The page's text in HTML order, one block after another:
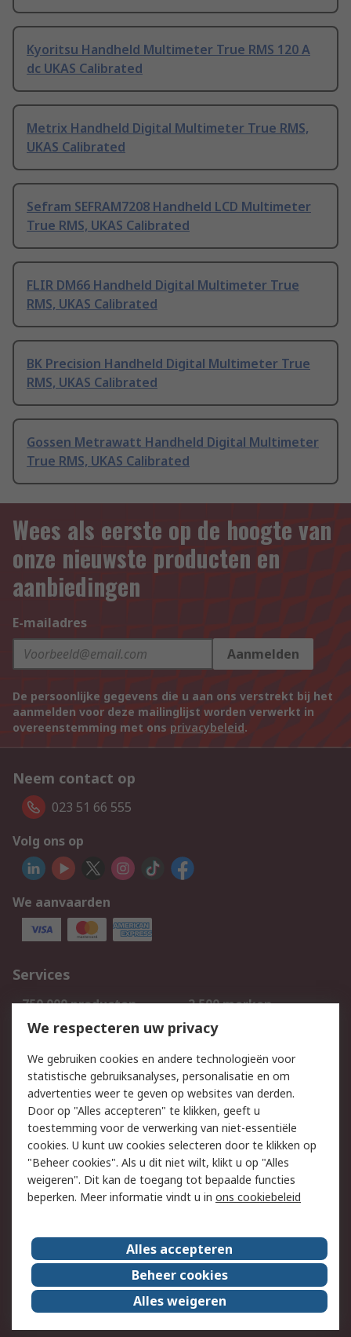
Kyoritsu Handheld Multimeter True RMS 120 A
dc UKAS Calibrated
Metrix Handheld Digital Multimeter True RMS,
UKAS Calibrated
Sefram SEFRAM7208 Handheld LCD Multimeter
True RMS, UKAS Calibrated
FLIR DM66 Handheld Digital Multimeter True
RMS, UKAS Calibrated
BK Precision Handheld Digital Multimeter True
RMS, UKAS Calibrated
Gossen Metrawatt Handheld Digital Multimeter
True RMS, UKAS Calibrated
Wees als eerste op de hoogte van
onze nieuwste producten en
aanbiedingen
E-mailadres
Aanmelden
De persoonlijke gegevens die u aan ons verstrekt bij het
aanmelden voor deze mailinglijst worden verwerkt in
overeenstemming met ons privacybeleid.
Neem contact op
023 51 66 555
Volg ons op
We aanvaarden
Services
750.000 producten
2.500 merken
Bestellen
Inkoopoplossingen
Track & Trace
Wettelijk
Cookiebeleid
Email veiligheid
Privacybeleid
Websitevoorwaarden
Algemene
verkoopvoorwaarden
Over RS
RS Group
Over ons
RS wereldwijd
Werken bij RS
ESG
We respecteren uw privacy
We gebruiken cookies en andere technologieën voor
statistische gebruiksanalyses, personalisatie en om
advertenties weer te geven op websites van derden.
Door op "Alles accepteren" te klikken, geeft u
toestemming voor de verwerking van niet-essentiële
cookies. U kunt uw cookies selecteren door te klikken op
"Beheer cookies". Als u dit niet wilt, klikt u op "Alles
weigeren". Dit kan de toegang tot bepaalde functies
beperken. Meer informatie vindt u in ons cookiebeleid
Alles accepteren
Beheer cookies
Alles weigeren